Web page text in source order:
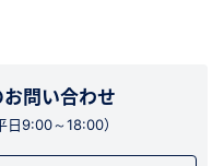
問い合わせ
日9:00～18:00）